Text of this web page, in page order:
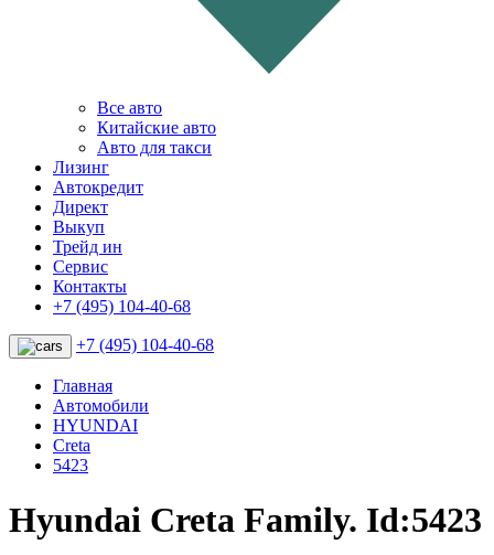
Все авто
Китайские авто
Авто для такси
Лизинг
Автокредит
Директ
Выкуп
Трейд ин
Сервис
Контакты
+7 (495) 104-40-68
+7 (495) 104-40-68
Главная
Автомобили
HYUNDAI
Creta
5423
Hyundai Creta Family. Id:5423